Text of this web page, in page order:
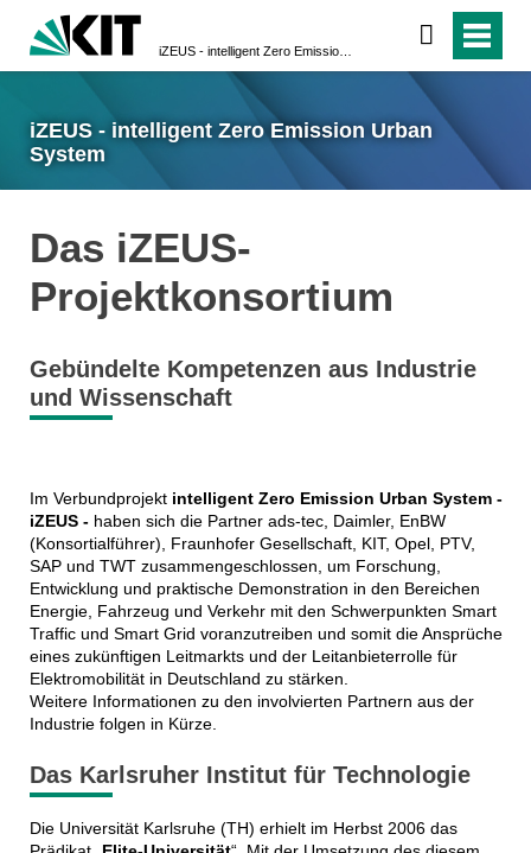
iZEUS - intelligent Zero Emission Urban
System
Das iZEUS-
Projektkonsortium
Gebündelte Kompetenzen aus Industrie
und Wissenschaft
Im Verbundprojekt intelligent Zero Emission Urban System -
iZEUS -haben sich die Partner ads-tec, Daimler, EnBW
(Konsortialführer), Fraunhofer Gesellschaft, KIT, Opel, PTV,
SAP und TWT zusammengeschlossen, um Forschung,
Entwicklung und praktische Demonstration in den Bereichen
Energie, Fahrzeug und Verkehr mit den Schwerpunkten Smart
Traffic und Smart Grid voranzutreiben und somit die Ansprüche
eines zukünftigen Leitmarkts und der Leitanbieterrolle für
Elektromobilität in Deutschland zu stärken.
Weitere Informationen zu den involvierten Partnern aus der
Industrie folgen in Kürze.
Das Karlsruher Institut für Technologie
Die Universität Karlsruhe (TH) erhielt im Herbst 2006 das